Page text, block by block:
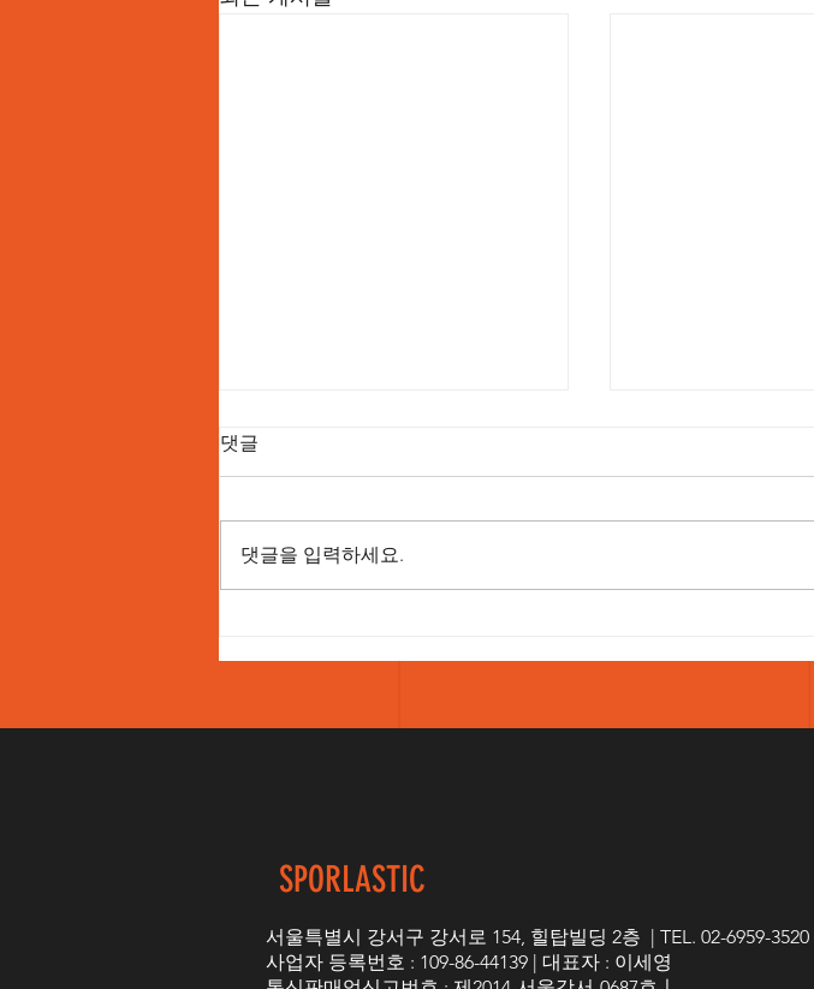
스피노메드 척추압박골절 회
70~90%의 회복 (개인차와 고령, 나
이, 컨디션 등 차이가 있습니다.) ​
를 얻기 어려운 경우가 있습니다.
과 삶의 질
댓글
댓글을 입력하세요.
SPORLASTIC
서울특별시 강서구 강서로 154, 힐탑빌딩 2층 | TEL. 02-6959-3520
사업자 등록번호 : 109-86-44139 | 대표자 : 이세영